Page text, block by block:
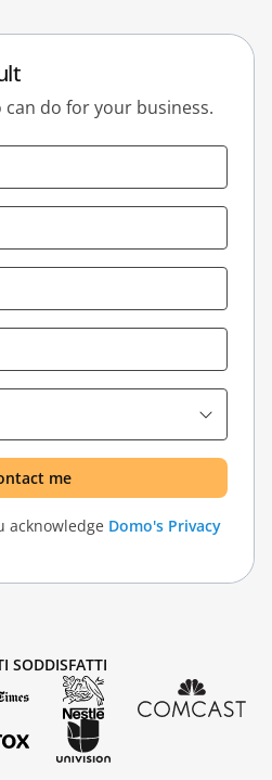
do for your business.
acknowledge Domo's Privacy
SODDISFATTI